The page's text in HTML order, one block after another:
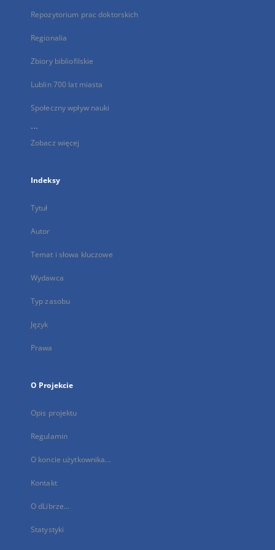
Repozytorium prac doktorskich
Regionalia
Zbiory bibliofilskie
Lublin 700 lat miasta
Społeczny wpływ nauki
...
Zobacz więcej
Indeksy
Tytuł
Autor
Temat i słowa kluczowe
Wydawca
Typ zasobu
Język
Prawa
O Projekcie
Opis projektu
Regulamin
O koncie użytkownika...
Kontakt
O dLibrze...
Statystyki